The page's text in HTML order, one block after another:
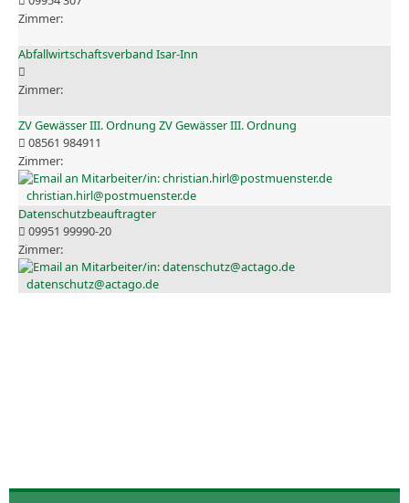
Abfallwirtschaftsverband Isar-Inn
ZV Gewässer III. Ordnung ZV Gewässer III. Ordnung
08561 984911
christian.hirl@postmuenster.de
Datenschutzbeauftragter
09951 99990-20
datenschutz@actago.de